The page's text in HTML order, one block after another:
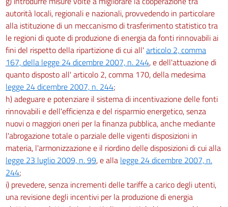
autorità locali, regionali e nazionali, provvedendo in particolare
alla istituzione di un meccanismo di trasferimento statistico tra
le regioni di quote di produzione di energia da fonti rinnovabili ai
fini del rispetto della ripartizione di cui all' articolo 2, comma
167, della legge 24 dicembre 2007, n. 244, e dell'attuazione di
quanto disposto all' articolo 2, comma 170, della medesima
legge 24 dicembre 2007, n. 244;
h) adeguare e potenziare il sistema di incentivazione delle fonti
rinnovabili e dell'efficienza e del risparmio energetico, senza
nuovi o maggiori oneri per la finanza pubblica, anche mediante
l'abrogazione totale o parziale delle vigenti disposizioni in
materia, l'armonizzazione e il riordino delle disposizioni di cui alla
legge 23 luglio 2009, n. 99, e alla legge 24 dicembre 2007, n.
244;
i) prevedere, senza incrementi delle tariffe a carico degli utenti,
una revisione degli incentivi per la produzione di energia